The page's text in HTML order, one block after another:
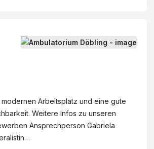
Arbeitsplatz und eine gute
Weitere Infos zu unseren
Ansprechperson Gabriela